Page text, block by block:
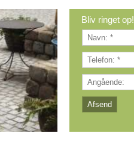
Bliv ringet op!​